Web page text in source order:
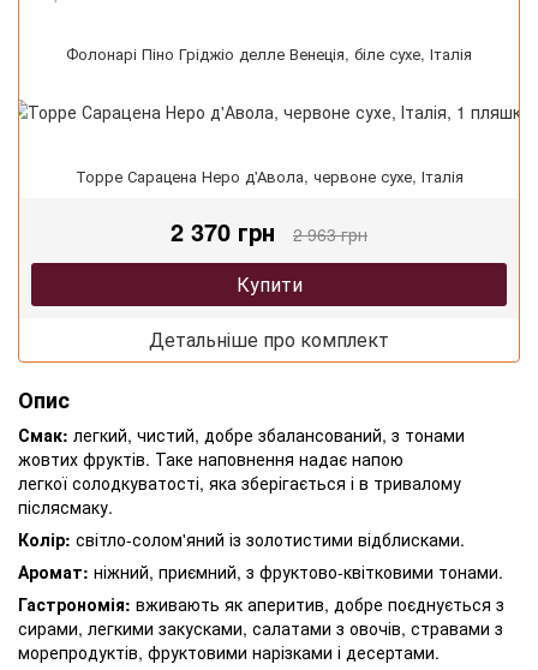
Фолонарі Піно Гріджіо делле Венеція, біле сухе, Італія
Торре Сарацена Неро д'Авола, червоне сухе, Італія
2 370 грн 2 963 грн
Купити
Детальніше про комплект
Опис
Смак: легкий, чистий, добре збалансований, з тонами
жовтих фруктів. Таке наповнення надає напою
легкої солодкуватості, яка зберігається і в тривалому
післясмаку.
Колір: світло-солом'яний із золотистими відблисками.
Аромат: ніжний, приємний, з фруктово-квітковими тонами.
Гастрономія: вживають як аперитив, добре поєднується з
сирами, легкими закусками, салатами з овочів, стравами з
морепродуктів, фруктовими нарізками і десертами.